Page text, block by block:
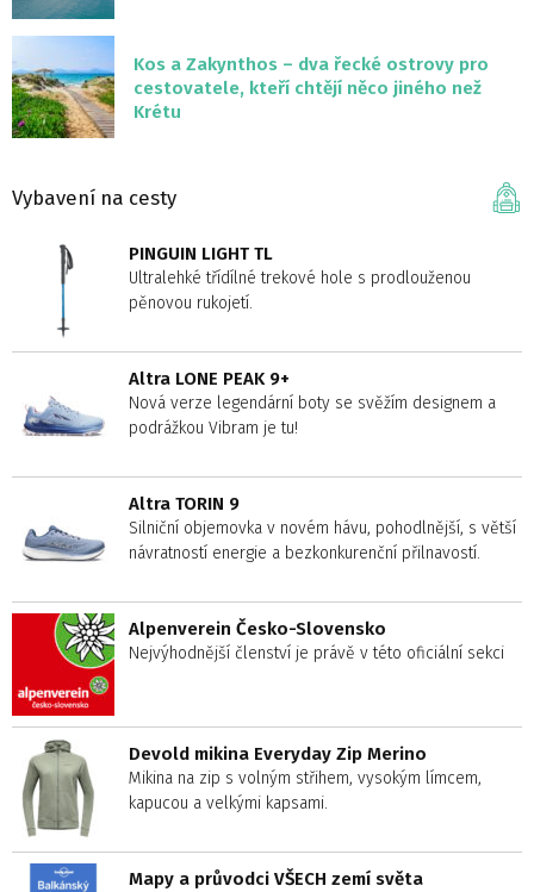
Kos a Zakynthos – dva řecké ostrovy pro
cestovatele, kteří chtějí něco jiného než
Krétu
Vybavení na cesty
PINGUIN LIGHT TL
Ultralehké třídílné trekové hole s prodlouženou
pěnovou rukojetí.
Altra LONE PEAK 9+
Nová verze legendární boty se svěžím designem a
podrážkou Vibram je tu!
Altra TORIN 9
Silniční objemovka v novém hávu, pohodlnější, s větší
návratností energie a bezkonkurenční přilnavostí.
Alpenverein Česko-Slovensko
Nejvýhodnější členství je právě v této oficiální sekci
Devold mikina Everyday Zip Merino
Mikina na zip s volným střihem, vysokým límcem,
kapucou a velkými kapsami.
Mapy a průvodci VŠECH zemí světa